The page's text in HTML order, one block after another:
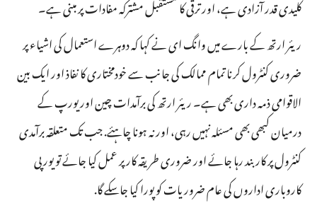
کلیدی قدر آزادی ہے، اور ترقی کا مستقبل مشترکہ مفادات پر مبنی ہے۔
ریئر ارتھ کے بارے میں وانگ ای نے کہا کہ دوہرے استعمال کی اشیاء پر
ضروری کنٹرول کرنا تمام ممالک کی جانب سے خودمختاری کا نفاذ اور ایک بین
الاقوامی ذمہ داری بھی ہے۔ ریئر ارتھ کی برآمدات چین اور یورپ کے
درمیان کبھی بھی مسئلہ نہیں رہی، اور نہ ہونا چاہئے. جب تک متعلقہ برآمدی
کنٹرول پر کاربند رہا جائے اور ضروری طریقہ کار پر عمل کیا جائے تو یورپی
کاروباری اداروں کی عام ضروریات کو پورا کیا جاسکے گا.